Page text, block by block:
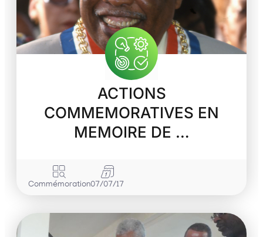
ACTIONS
COMMEMORATIVES EN
MEMOIRE DE …
Commémoration07/07/17